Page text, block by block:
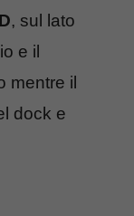
, sul lato
e il
mentre il
dock e